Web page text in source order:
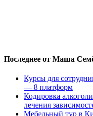
Последнее от Маша
Курсы для
— 8 платформ
Кодировка
лечения
Мебельный тур в